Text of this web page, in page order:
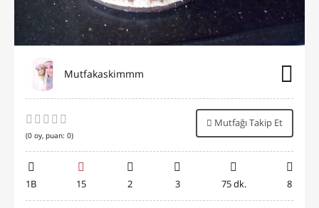
Mutfakaskimmm
(0 oy, puan: 0)
Mutfağı Takip Et
1B 15 2 3 75 dk. 8